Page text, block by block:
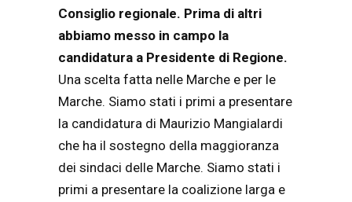
Consiglio regionale. Prima di altri
abbiamo messo in campo la
candidatura a Presidente di Regione.
Una scelta fatta nelle Marche e per le
Marche. Siamo stati i primi a presentare
la candidatura di Maurizio Mangialardi
che ha il sostegno della maggioranza
dei sindaci delle Marche. Siamo stati i
primi a presentare la coalizione larga e